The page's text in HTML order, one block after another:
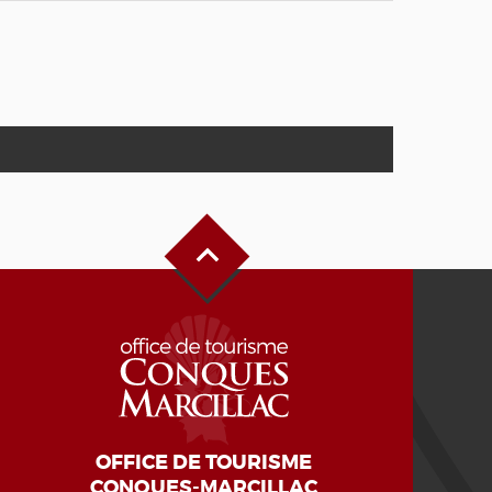
OFFICE DE TOURISME